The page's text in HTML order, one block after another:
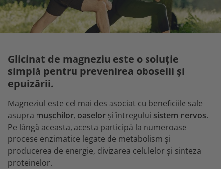
Glicinat de magneziu este o soluție
simplă pentru prevenirea oboselii și
epuizării.
Magneziul este cel mai des asociat cu beneficiile sale
asupra mușchilor, oaselor și întregului sistem nervos.
Pe lângă aceasta, acesta participă la numeroase
procese enzimatice legate de metabolism și
producerea de energie, divizarea celulelor și sinteza
proteinelor.